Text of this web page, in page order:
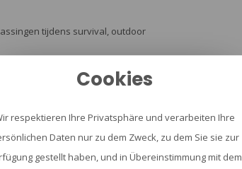
tijdens survival, outdoor
Cookies
respektieren Ihre Privatsphäre und verarbeiten Ihre
Daten nur zu dem Zweck, zu dem Sie sie zur
gestellt haben, und in Übereinstimmung mit dem